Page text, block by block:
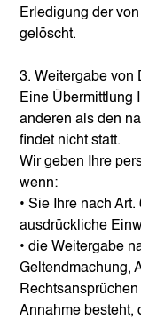
Erledigung der
gelöscht.
3. Weitergabe von
Eine Übermittlung
anderen als den
findet nicht statt.
Wir geben Ihre
wenn:
• Sie Ihre nach
ausdrückliche
• die Weitergabe
Geltendmachung,
Annahme besteht,